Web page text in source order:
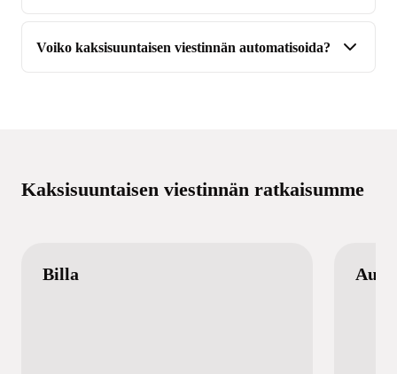
Voiko kaksisuuntaisen viestinnän automatisoida?
Kaksisuuntaisen viestinnän ratkaisumme
Billa